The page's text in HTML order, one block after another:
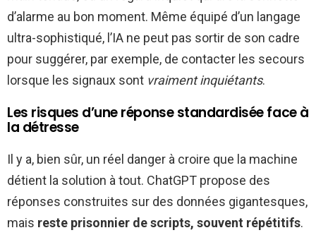
d’alarme au bon moment. Même équipé d’un langage
ultra-sophistiqué, l’IA ne peut pas sortir de son cadre
pour suggérer, par exemple, de contacter les secours
lorsque les signaux sont vraiment inquiétants.
Les risques d’une réponse standardisée face à
la détresse
Il y a, bien sûr, un réel danger à croire que la machine
détient la solution à tout. ChatGPT propose des
réponses construites sur des données gigantesques,
mais reste prisonnier de scripts, souvent répétitifs.